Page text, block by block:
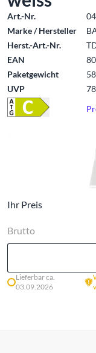
Art.-Nr.
Marke / Hersteller
Herst.-Art.-Nr.
EAN
Paketgewicht
UVP
Ihr Preis
Brutto
Lieferbar ca.
03.09.2026